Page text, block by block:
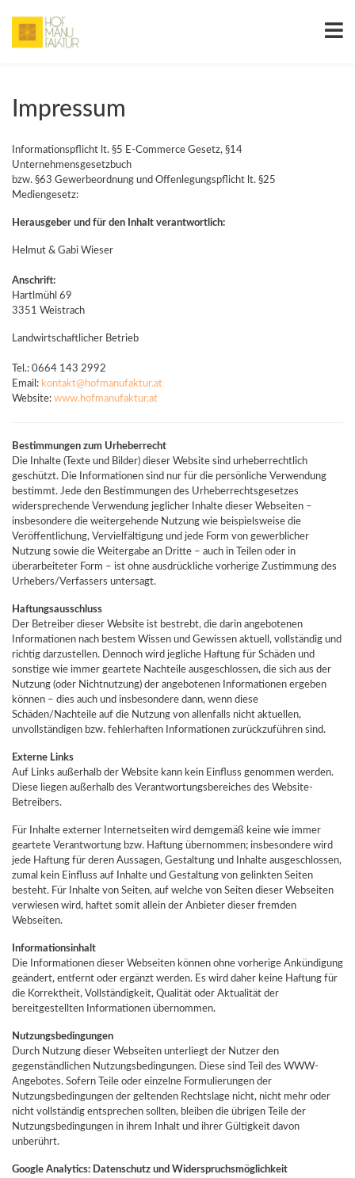
Impressum
Informationspflicht lt. §5 E-Commerce Gesetz, §14
Unternehmensgesetzbuch
bzw. §63 Gewerbeordnung und Offenlegungspflicht lt. §25
Mediengesetz:
Herausgeber und für den Inhalt verantwortlich:
Helmut & Gabi Wieser
Anschrift:
Hartlmühl 69
3351 Weistrach
Landwirtschaftlicher Betrieb
Tel.: 0664 143 2992
Email: kontakt@hofmanufaktur.at
Website: www.hofmanufaktur.at
Bestimmungen zum Urheberrecht
Die Inhalte (Texte und Bilder) dieser Website sind urheberrechtlich
geschützt. Die Informationen sind nur für die persönliche Verwendung
bestimmt. Jede den Bestimmungen des Urheberrechtsgesetzes
widersprechende Verwendung jeglicher Inhalte dieser Webseiten –
insbesondere die weitergehende Nutzung wie beispielsweise die
Veröffentlichung, Vervielfältigung und jede Form von gewerblicher
Nutzung sowie die Weitergabe an Dritte – auch in Teilen oder in
überarbeiteter Form – ist ohne ausdrückliche vorherige Zustimmung des
Urhebers/Verfassers untersagt.
Haftungsausschluss
Der Betreiber dieser Website ist bestrebt, die darin angebotenen
Informationen nach bestem Wissen und Gewissen aktuell, vollständig und
richtig darzustellen. Dennoch wird jegliche Haftung für Schäden und
sonstige wie immer geartete Nachteile ausgeschlossen, die sich aus der
Nutzung (oder Nichtnutzung) der angebotenen Informationen ergeben
können – dies auch und insbesondere dann, wenn diese
Schäden/Nachteile auf die Nutzung von allenfalls nicht aktuellen,
unvollständigen bzw. fehlerhaften Informationen zurückzuführen sind.
Externe Links
Auf Links außerhalb der Website kann kein Einfluss genommen werden.
Diese liegen außerhalb des Verantwortungsbereiches des Website-
Betreibers.
Für Inhalte externer Internetseiten wird demgemäß keine wie immer
geartete Verantwortung bzw. Haftung übernommen; insbesondere wird
jede Haftung für deren Aussagen, Gestaltung und Inhalte ausgeschlossen,
zumal kein Einfluss auf Inhalte und Gestaltung von gelinkten Seiten
besteht. Für Inhalte von Seiten, auf welche von Seiten dieser Webseiten
verwiesen wird, haftet somit allein der Anbieter dieser fremden
Webseiten.
Informationsinhalt
Die Informationen dieser Webseiten können ohne vorherige Ankündigung
geändert, entfernt oder ergänzt werden. Es wird daher keine Haftung für
die Korrektheit, Vollständigkeit, Qualität oder Aktualität der
bereitgestellten Informationen übernommen.
Nutzungsbedingungen
Durch Nutzung dieser Webseiten unterliegt der Nutzer den
gegenständlichen Nutzungsbedingungen. Diese sind Teil des WWW-
Angebotes. Sofern Teile oder einzelne Formulierungen der
Nutzungsbedingungen der geltenden Rechtslage nicht, nicht mehr oder
nicht vollständig entsprechen sollten, bleiben die übrigen Teile der
Nutzungsbedingungen in ihrem Inhalt und ihrer Gültigkeit davon
unberührt.
Google Analytics: Datenschutz und Widerspruchsmöglichkeit